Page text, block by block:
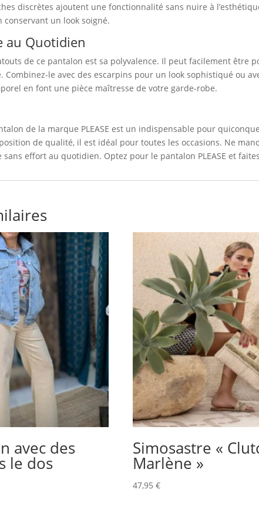
discrètes ajoutent une fonctionnalité sans nuire à
conservant un look soigné.
au Quotidien
de ce pantalon est sa polyvalence. Il peut facilement être
Combinez-le avec des escarpins pour un look sophistiqué ou
en font une pièce maîtresse de votre garde-robe.
de la marque PLEASE est un indispensable pour
de qualité, il est idéal pour toutes les occasions. Ne
sans effort au quotidien. Optez pour le pantalon PLEASE et
avec des
le dos
Simosastre «
Marlène »
47,95 €